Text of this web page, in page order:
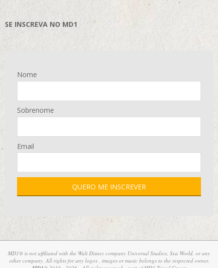
SE INSCREVA NO MD1
Nome
Sobrenome
Email
MD1® is not affiliated with the Walt Disney company Universal Studios, Sea World, or any
other company. All rights for any logos , images or music belongs to the respected owner.